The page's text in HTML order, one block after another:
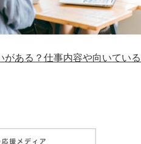
ある？仕事内容や向いている